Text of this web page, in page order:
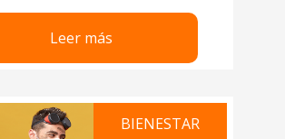
Leer más
BIENESTAR